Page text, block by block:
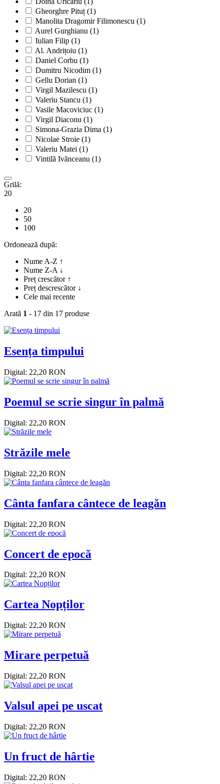
Gheorghre Pituț (1)
Manolita Dragomir Filimonescu (1)
Aurel Gurghianu (1)
Iulian Filip (1)
Al. Andrițoiu (1)
Daniel Corbu (1)
Dumitru Nicodim (1)
Gellu Dorian (1)
Virgil Mazilescu (1)
Valeriu Stancu (1)
Vasile Macoviciuc (1)
Virgil Diaconu (1)
Simona-Grazia Dima (1)
Nicolae Stroie (1)
Valeriu Matei (1)
Vintilă Ivănceanu (1)
Grilă:
20
20
50
100
Ordonează după:
Nume A-Z ↑
Nume Z-A ↓
Preț crescător ↑
Preț descrescător ↓
Cele mai recente
Arată 1 - 17 din 17 produse
Esența timpului
Digital: 22,20 RON
Poemul se scrie singur în palmă
Digital: 22,20 RON
Străzile mele
Digital: 22,20 RON
Cânta fanfara cântece de leagăn
Digital: 22,20 RON
Concert de epocă
Digital: 22,20 RON
Cartea Nopților
Digital: 22,20 RON
Mirare perpetuă
Digital: 22,20 RON
Valsul apei pe uscat
Digital: 22,20 RON
Un fruct de hârtie
Digital: 22,20 RON